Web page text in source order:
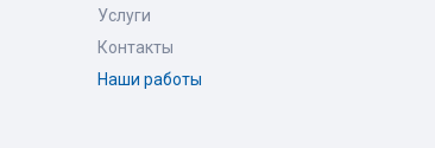
Услуги
Контакты
Наши работы